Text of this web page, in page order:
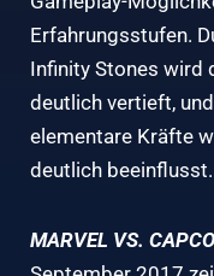
Erfahrungsstufen.
Infinity Stones wird
deutlich vertieft,
elementare Kräfte
deutlich beeinflusst.
MARVEL VS.